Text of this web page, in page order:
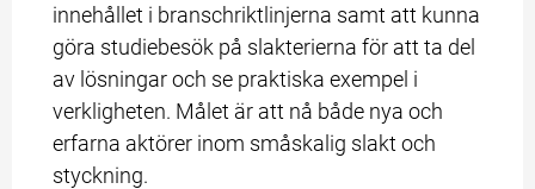
innehållet i branschriktlinjerna samt att kunna
göra studiebesök på slakterierna för att ta del
av lösningar och se praktiska exempel i
verkligheten. Målet är att nå både nya och
erfarna aktörer inom småskalig slakt och
styckning.